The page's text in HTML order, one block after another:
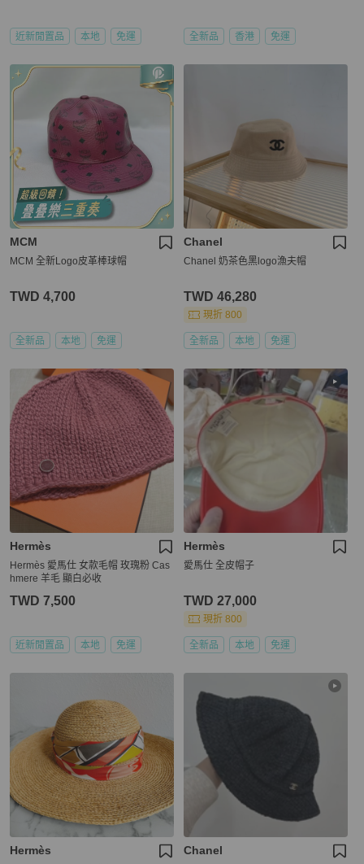
近新閒置品 本地 免運 全新品 香港 免運
MCM
MCM 全新Logo皮革棒球帽
TWD 4,700
全新品 本地 免運
Chanel
Chanel 奶茶色黑logo漁夫帽
TWD 46,280
現折 800
全新品 本地 免運
Hermès
Hermès 愛馬仕 女款毛帽 玫瑰粉 Cas
hmere 羊毛 顯白必收
TWD 7,500
近新閒置品 本地 免運
Hermès
愛馬仕 全皮帽子
TWD 27,000
現折 800
全新品 本地 免運
Hermès Chanel